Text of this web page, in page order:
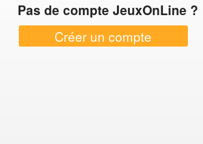
Pas de compte JeuxOnLine ?
Créer un compte